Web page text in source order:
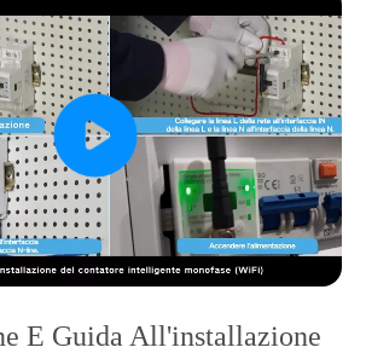
E Guida All'installazione